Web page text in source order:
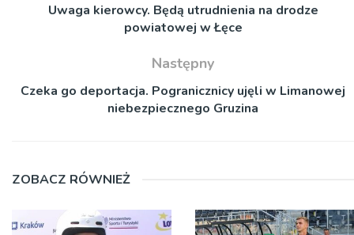
Uwaga kierowcy. Będą utrudnienia na drodze
powiatowej w Łęce
Następny
Czeka go deportacja. Pogranicznicy ujęli w Limanowej
niebezpiecznego Gruzina
ZOBACZ RÓWNIEŻ